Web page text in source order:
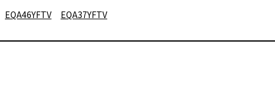
EQA46YFTV EQA37YFTV